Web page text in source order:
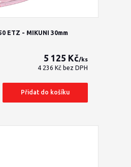
ETZ - MIKUNI 30mm
5 125 Kč/ks
4 236 Kč bez DPH
Přidat do košíku